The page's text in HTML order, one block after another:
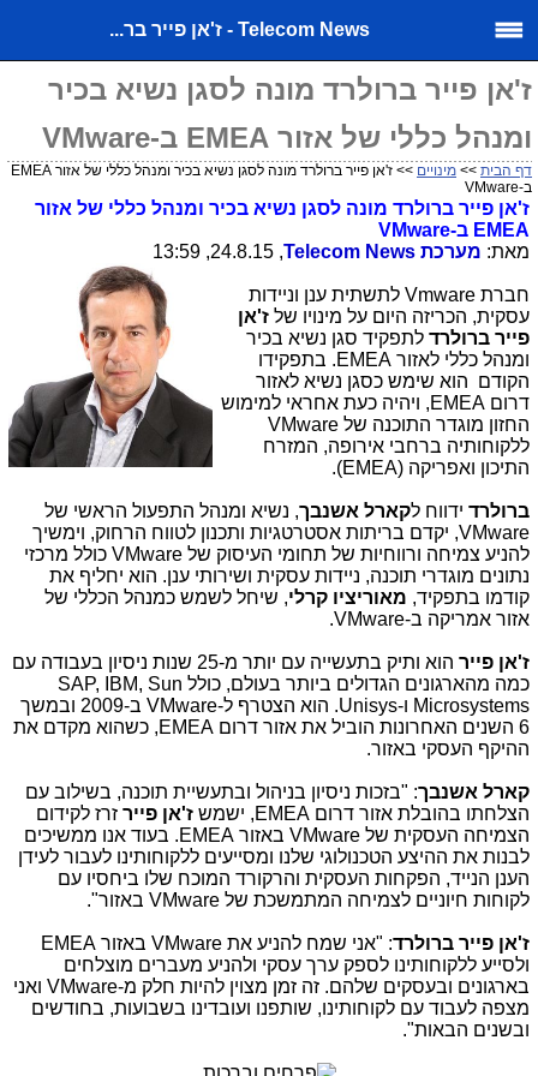
Telecom News - ז'אן פייר בר...
ז'אן פייר ברולרד מונה לסגן נשיא בכיר
ומנהל כללי של אזור EMEA ב-VMware
דף הבית >> מינויים
>> ז'אן פייר ברולרד מונה לסגן נשיא בכיר ומנהל כללי של אזור EMEA
ב-VMware
ז'אן פייר ברולרד מונה לסגן נשיא בכיר ומנהל כללי של אזור
EMEA ב-VMware
מאת: מערכת Telecom News
, 24.8.15, 13:59
חברת Vmware לתשתית ענן וניידות
עסקית, הכריזה היום על מינויו של ז'אן
פייר ברולרד לתפקיד סגן נשיא בכיר
ומנהל כללי לאזור EMEA. בתפקידו
הקודם הוא שימש כסגן נשיא לאזור
דרום EMEA, ויהיה כעת אחראי למימוש
החזון מוגדר התוכנה של VMware
ללקוחותיה ברחבי אירופה, המזרח
התיכון ואפריקה (EMEA
).
ברולרד ידווח לקארל אשנבך, נשיא ומנהל התפעול הראשי של
VMware, יקדם בריתות אסטרטגיות ותכנון לטווח הרחוק, וימשיך
להניע צמיחה ורווחיות של תחומי העיסוק של VMware כולל מרכזי
נתונים מוגדרי תוכנה, ניידות עסקית ושירותי ענן. הוא יחליף את
קודמו בתפקיד, מאוריציו קרלי, שיחל לשמש כמנהל הכללי של
אזור אמריקה ב-VMware
.
ז'אן פייר
הוא ותיק בתעשייה עם יותר מ-25 שנות ניסיון בעבודה עם
כמה מהארגונים הגדולים ביותר בעולם, כולל SAP, IBM, Sun
Microsystems ו-Unisys. הוא הצטרף ל-VMware
ב-2009 ובמשך
6 השנים האחרונות הוביל את אזור דרום
EMEA, כשהוא מקדם את
ההיקף העסקי באזור.
קארל אשנבך: "בזכות ניסיון בניהול ובתעשיית תוכנה, בשילוב עם
הצלחתו בהובלת אזור דרום EMEA, ישמש ז'אן פייר זרז לקידום
הצמיחה העסקית של VMware באזור EMEA. בעוד אנו ממשיכים
לבנות את ההיצע הטכנולוגי שלנו ומסייעים ללקוחותינו לעבור לעידן
הענן הנייד, הפקחות העסקית והרקורד המוכח שלו ביחסיו עם
לקוחות חיוניים לצמיחה המתמשכת של VMware באזור".
ז'אן פייר ברולרד: "אני שמח להניע את VMware באזור EMEA
ולסייע ללקוחותינו לספק ערך עסקי ולהניע מעברים מוצלחים
בארגונים ובעסקים שלהם. זה זמן מצוין להיות חלק מ-VMware ואני
מצפה לעבוד עם לקוחותינו, שותפנו ועובדינו בשבועות, בחודשים
ובשנים הבאות".